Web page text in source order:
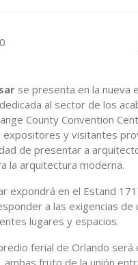
se presenta en la nueva
al sector de los
County Convention
expositores y visitantes
de presentar a
la arquitectura moderna.
expondrá en el Estand
a las exigencias
lugares y espacios.
ferial de Orlando será
ambas fruto de la unión